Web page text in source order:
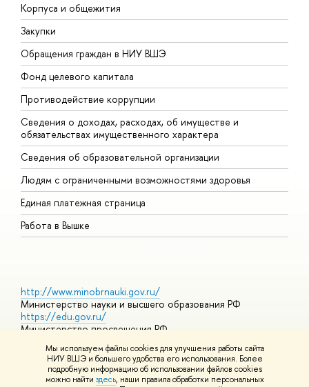
Мы используем файлы cookies для улучшения работы сайта
НИУ ВШЭ и большего удобства его использования. Более
подробную информацию об использовании файлов cookies
можно найти здесь, наши правила обработки персональных
Корпуса и общежития
Закупки
Обращения граждан в НИУ ВШЭ
Фонд целевого капитала
Противодействие коррупции
Сведения о доходах, расходах, об имуществе и
обязательствах имущественного характера
Сведения об образовательной организации
Людям с ограниченными возможностями здоровья
Единая платежная страница
Работа в Вышке
http://www.minobrnauki.gov.ru/
Министерство науки и высшего образования РФ
https://edu.gov.ru/
Министерство просвещения РФ
https://elearning.hse.ru/mooc
Массовые открытые онлайн-курсы